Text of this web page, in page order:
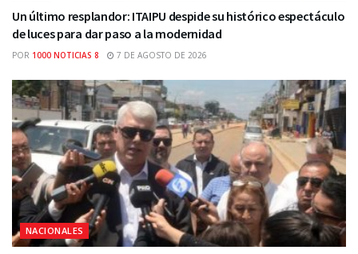
Un último resplandor: ITAIPU despide su histórico espectáculo
de luces para dar paso a la modernidad
POR 1000 NOTICIAS 8 7 DE AGOSTO DE 2026
NACIONALES